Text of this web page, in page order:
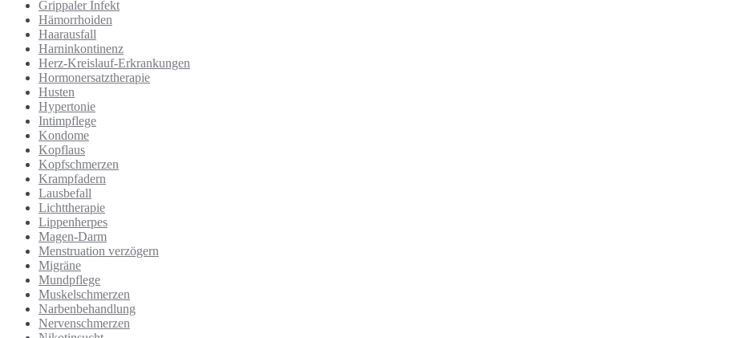
Grippaler Infekt
Hämorrhoiden
Haarausfall
Harninkontinenz
Herz-Kreislauf-Erkrankungen
Hormonersatztherapie
Husten
Hypertonie
Intimpflege
Kondome
Kopflaus
Kopfschmerzen
Krampfadern
Lausbefall
Lichttherapie
Lippenherpes
Magen-Darm
Menstruation verzögern
Migräne
Mundpflege
Muskelschmerzen
Narbenbehandlung
Nervenschmerzen